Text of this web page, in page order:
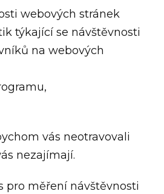
webových stránek
týkající se návštěvnosti
na webových
vás neotravovali
nezajímají.
pro měření návštěvnosti